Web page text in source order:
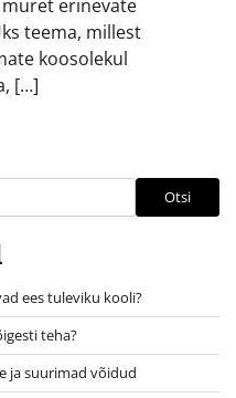
erinevate
teema, millest
koosolekul
[…]
Otsi
ees tuleviku kooli?
teha?
ja suurimad võidud